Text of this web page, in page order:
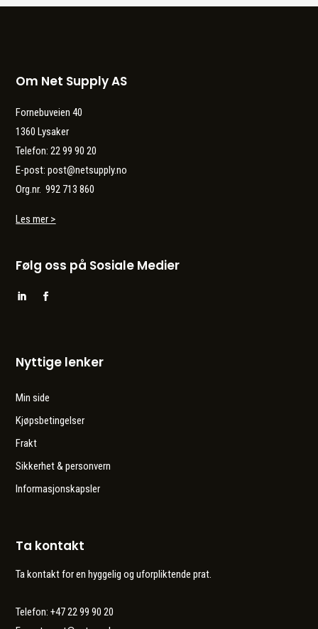
Om Net Supply AS
Fornebuveien 40
1360 Lysaker
Telefon: 22 99 90 20
E-post: post@netsupply.no
Org.nr. 992 713 860
Les mer >
Følg oss på Sosiale Medier
Nyttige lenker
Min side
Kjøpsbetingelser
Frakt
Sikkerhet & personvern
Informasjonskapsler
Ta kontakt
Ta kontakt for en hyggelig og uforpliktende prat.
Telefon: +47 22 99 90 20